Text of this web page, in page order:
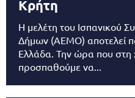
Κρήτη
Η μελέτη του Ισπανικού
Δήμων (AEMO) αποτελεί
Ελλάδα. Την ώρα που
προσπαθούμε να...